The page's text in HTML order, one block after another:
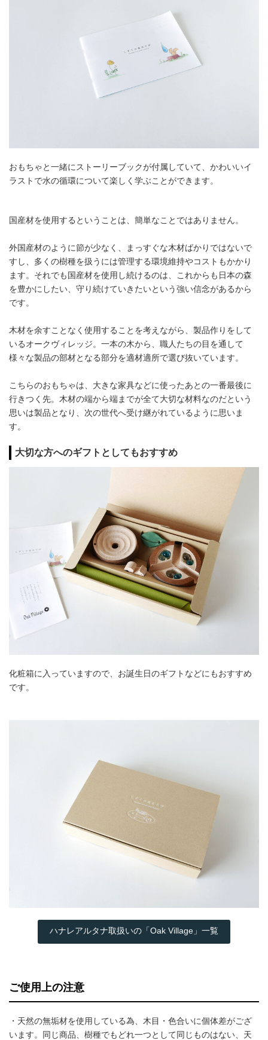
おもちゃと一緒にストーリーブックが付属していて、かわいいイ
ラストで水の循環について楽しく学ぶことができます。
国産材を使用するということは、簡単なことではありません。
外国産材のように節が少なく、まっすぐな木材ばかりではないで
すし、多くの樹種を扱うには管理する環境維持やコストもかかり
ます。それでも国産材を使用し続けるのは、これからも日本の森
を豊かにしたい、守り続けていきたいという強い信念があるから
です。
木材を余すことなく使用することを考えながら、製品作りをして
いるオークヴィレッジ。一本の木から、職人たちの目を通して
様々な製品の部材となる部分を適材適所で選び抜いています。
こちらのおもちゃは、大きな家具などに使ったあとの一番最後に
行きつく先。木材の端から端までが全て大切な材料なのだという
思いは製品となり、次の世代へ受け継がれているように思いま
す。
大切な方へのギフトとしてもおすすめ
化粧箱に入っていますので、お誕生日のギフトなどにもおすすめ
です。
ハナレアルタナ取扱いの「Oak Village」一覧
ご使用上の注意
・天然の無垢材を使用している為、木目・色合いに個体差がござ
います。同じ商品、樹種でもどれ一つとして同じものはない、天